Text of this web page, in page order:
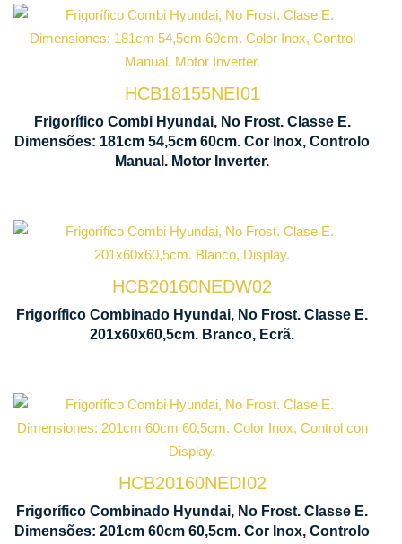
HCB18155NEI01
Frigorífico Combi Hyundai, No Frost. Classe E.
Dimensões: 181cm 54,5cm 60cm. Cor Inox, Controlo
Manual. Motor Inverter.
Tecnologia
Motor
Inverter
de
HCB20160NEDW02
Frigorífico Combinado Hyundai, No Frost. Classe E.
201x60x60,5cm. Branco, Ecrã.
Tecnologia
No Frost
Flow
HCB20160NEDI02
Frigorífico Combinado Hyundai, No Frost. Classe E.
Dimensões: 201cm 60cm 60,5cm. Cor Inox, Controlo
Tecnologia
No Frost
Ventilação
Multi Air
Flow